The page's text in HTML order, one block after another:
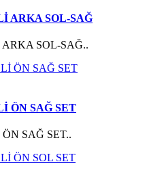
ARKA SOL-SAĞ
SOL-SAĞ..
ÖN SAĞ SET
SAĞ SET..